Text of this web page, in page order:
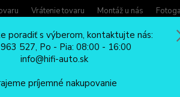
Vrátenie tovaru Montáž u nás
poradiť s výberom, kontaktujte nás:
527, Po - Pia: 08:00 - 16:00
info@hifi-auto.sk
príjemné nakupovanie